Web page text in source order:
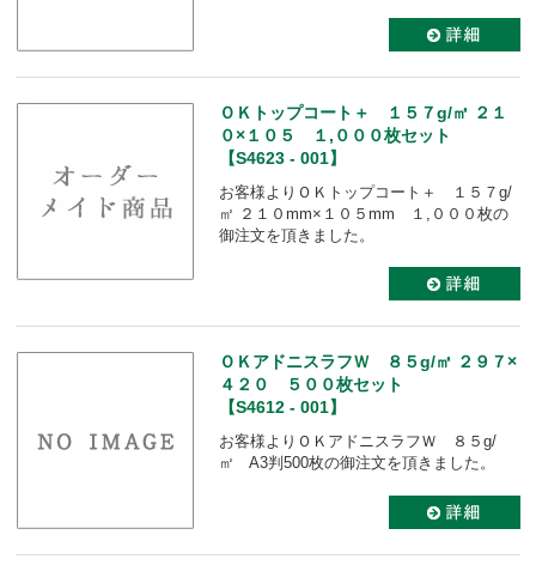
ＯＫトップコート＋ １５７g/㎡ ２１
０×１０５ １,０００枚セット
【S4623 - 001】
お客様よりＯＫトップコート＋ １５７g/
㎡ ２１０mm×１０５mm １,０００枚の
御注文を頂きました。
ＯＫアドニスラフＷ ８５g/㎡ ２９７×
４２０ ５００枚セット
【S4612 - 001】
お客様よりＯＫアドニスラフＷ ８５g/
㎡ A3判500枚の御注文を頂きました。